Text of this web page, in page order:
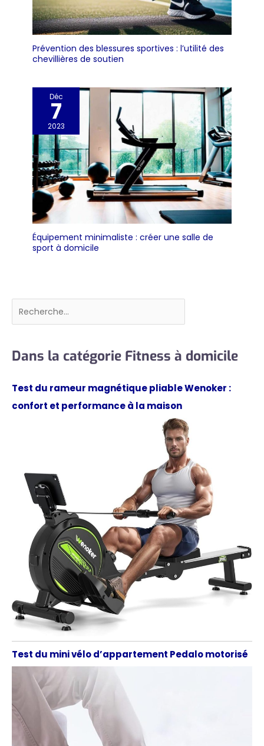
Prévention des blessures sportives : l’utilité des
chevillières de soutien
Déc
7
2023
Équipement minimaliste : créer une salle de
sport à domicile
Rechercher
Dans la catégorie Fitness à domicile
Test du rameur magnétique pliable Wenoker :
confort et performance à la maison
Test du mini vélo d’appartement Pedalo motorisé